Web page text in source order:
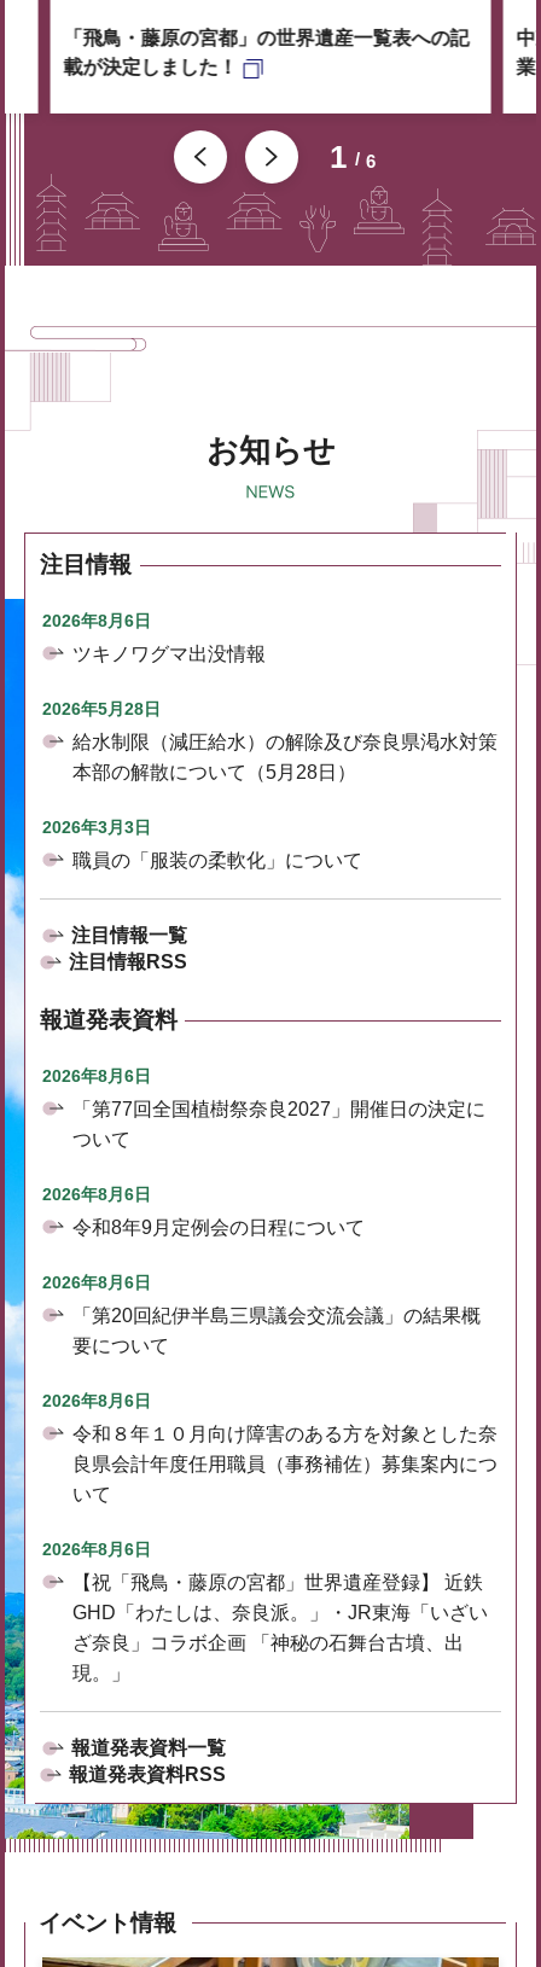
1 6
「飛鳥・藤原の宮都」の世界遺産一覧表への記
載が決定しました！
中
業
お知らせ
注目情報
2026年8月6日
ツキノワグマ出没情報
2026年5月28日
給水制限（減圧給水）の解除及び奈良県渇水対策
本部の解散について（5月28日）
2026年3月3日
職員の「服装の柔軟化」について
注目情報一覧
注目情報RSS
報道発表資料
2026年8月6日
「第77回全国植樹祭奈良2027」開催日の決定に
ついて
2026年8月6日
令和8年9月定例会の日程について
2026年8月6日
「第20回紀伊半島三県議会交流会議」の結果概
要について
2026年8月6日
令和８年１０月向け障害のある方を対象とした奈
良県会計年度任用職員（事務補佐）募集案内につ
いて
2026年8月6日
【祝「飛鳥・藤原の宮都」世界遺産登録】 近鉄
GHD「わたしは、奈良派。」・JR東海「いざい
ざ奈良」コラボ企画 「神秘の石舞台古墳、出
現。」
報道発表資料一覧
報道発表資料RSS
イベント情報